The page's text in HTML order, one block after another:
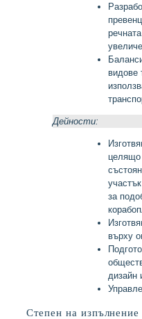
видове
Дейности:
целящо
за
върху
дизайн
Степен на изпълнение